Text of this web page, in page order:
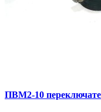
ПВМ2-10